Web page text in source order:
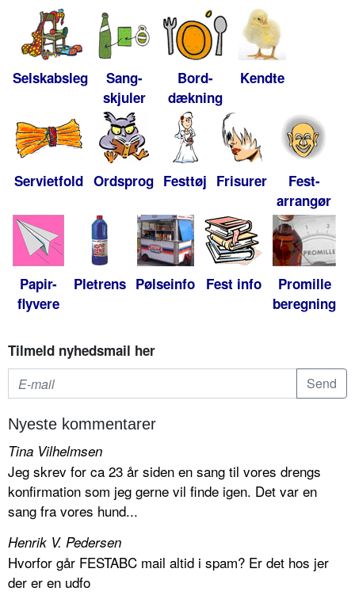
Selskabsleg
Sang-
skjuler
Bord-
dækning
Kendte
Servietfold Ordsprog Festtøj Frisurer
Fest-
arrangør
Papir-
flyvere
Pletrens Pølseinfo Fest info
Promille
beregning
Tilmeld nyhedsmail her
Nyeste kommentarer
Tina Vilhelmsen
Jeg skrev for ca 23 år siden en sang til vores drengs
konfirmation som jeg gerne vil finde igen. Det var en
sang fra vores hund...
Henrik V. Pedersen
Hvorfor går FESTABC mail altid i spam? Er det hos jer
der er en udfo